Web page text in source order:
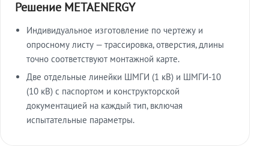
Решение METAENERGY
Индивидуальное изготовление по чертежу и
опросному листу — трассировка, отверстия, длины
точно соответствуют монтажной карте.
Две отдельные линейки ШМГИ (1 кВ) и ШМГИ-10
(10 кВ) с паспортом и конструкторской
документацией на каждый тип, включая
испытательные параметры.